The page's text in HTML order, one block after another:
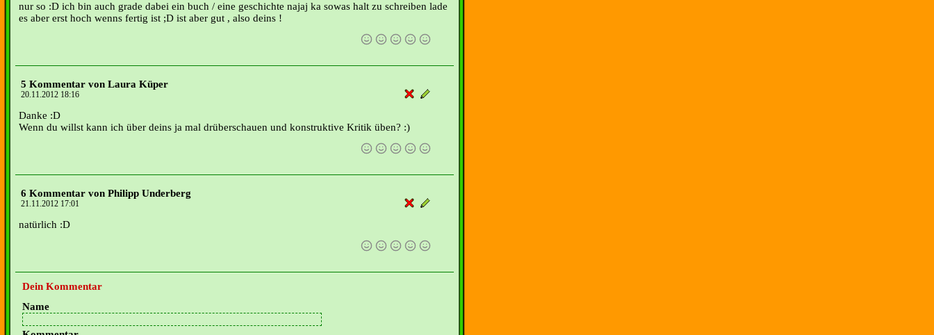
nur so :D ich bin auch grade dabei ein buch / eine geschichte najaj ka sowas halt zu schreiben lade
es aber erst hoch wenns fertig ist ;D ist aber gut , also deins !
5 Kommentar von Laura Küper
20.11.2012 18:16
Danke :D
Wenn du willst kann ich über deins ja mal drüberschauen und konstruktive Kritik üben? :)
6 Kommentar von Philipp Underberg
21.11.2012 17:01
natürlich :D
Dein Kommentar
Name